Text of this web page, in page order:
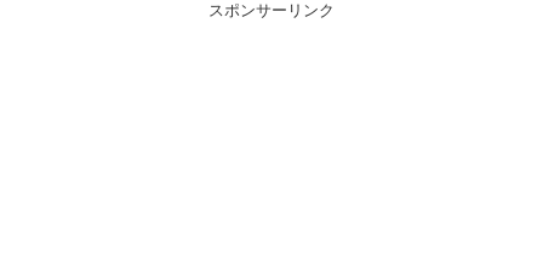
スポンサーリンク